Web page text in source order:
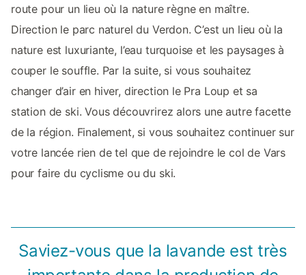
route pour un lieu où la nature règne en maître.
Direction le parc naturel du Verdon. C’est un lieu où la
nature est luxuriante, l’eau turquoise et les paysages à
couper le souffle. Par la suite, si vous souhaitez
changer d’air en hiver, direction le Pra Loup et sa
station de ski. Vous découvrirez alors une autre facette
de la région. Finalement, si vous souhaitez continuer sur
votre lancée rien de tel que de rejoindre le col de Vars
pour faire du cyclisme ou du ski.
Saviez-vous que la lavande est très